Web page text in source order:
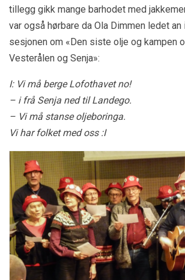
tillegg gikk mange barhodet med
var også hørbare da Ola Dimmen ledet an
sesjonen om «Den siste olje og kampen
Vesterålen og Senja»:
I: Vi må berge Lofothavet no!
– i frå Senja ned til Landego.
– Vi må stanse oljeboringa.
Vi har folket med oss :I